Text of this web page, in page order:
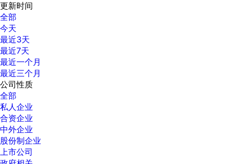
更新时间
全部
今天
最近3天
最近7天
最近一个月
最近三个月
公司性质
全部
私人企业
合资企业
中外企业
股份制企业
上市公司